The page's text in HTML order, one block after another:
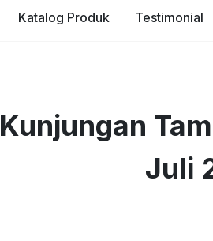
Katalog Produk Testimonial
Kunjungan
Juli